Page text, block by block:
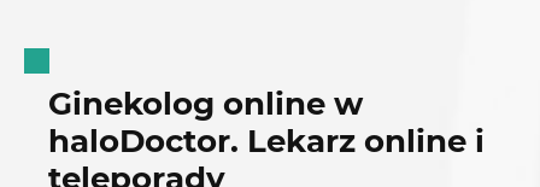
Ginekolog online w
haloDoctor. Lekarz online i
teleporady